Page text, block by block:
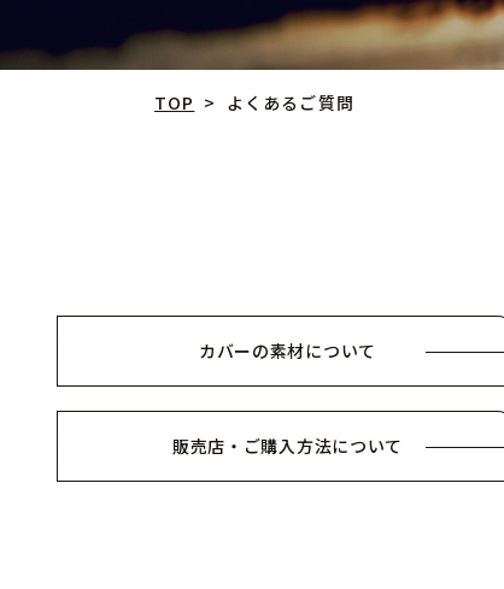
TOP > よくあるご質問
カバーの素材について
販売店・ご購入方法について